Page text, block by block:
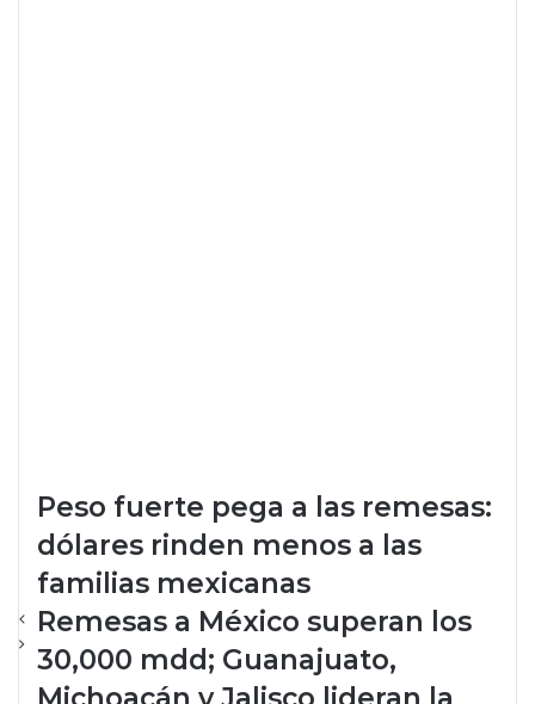
Peso fuerte pega a las remesas:
dólares rinden menos a las
familias mexicanas
Remesas a México superan los
30,000 mdd; Guanajuato,